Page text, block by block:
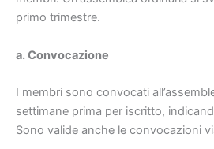
primo trimestre.
a. Convocazione
I membri sono convocati
settimane prima per iscritto,
Sono valide anche le convocazioni